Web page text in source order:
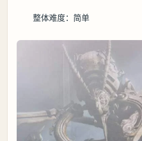
整体难度：简单